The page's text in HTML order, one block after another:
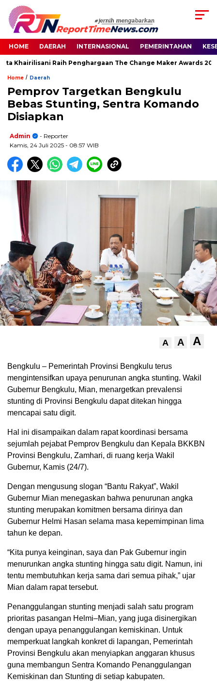
HOME DAERAH INTERNASIONAL PEMERINTAHAN
Raih Penghargaan The Change Maker Awards 2026
Home / Daerah
Pemprov Targetkan Bengkulu
Bebas Stunting, Sentra Komando
Disiapkan
Admin
- Reporter
Kamis, 24 Juli 2025 - 08:57 WIB
A A A
Bengkulu – Pemerintah Provinsi Bengkulu terus
mengintensifkan upaya penurunan angka stunting. Wakil
Gubernur Bengkulu, Mian, menargetkan prevalensi
stunting di Provinsi Bengkulu dapat ditekan hingga
mencapai satu digit.
Hal ini disampaikan dalam rapat koordinasi bersama
sejumlah pejabat Pemprov Bengkulu dan Kepala BKKBN
Provinsi Bengkulu, Zamhari, di ruang kerja Wakil
Gubernur, Kamis (24/7).
Dengan mengusung slogan “Bantu Rakyat”, Wakil
Gubernur Mian menegaskan bahwa penurunan angka
stunting merupakan komitmen bersama dirinya dan
Gubernur Helmi Hasan selama masa kepemimpinan lima
tahun ke depan.
“Kita punya keinginan, saya dan Pak Gubernur ingin
menurunkan angka stunting hingga satu digit. Namun, ini
tentu membutuhkan kerja sama dari semua pihak,” ujar
Mian dalam rapat tersebut.
Penanggulangan stunting menjadi salah satu program
prioritas pasangan Helmi–Mian, yang juga disinergikan
dengan upaya penanggulangan kemiskinan. Untuk
memperkuat langkah konkret di lapangan, Pemerintah
Provinsi Bengkulu akan menyiapkan anggaran khusus
guna membangun Sentra Komando Penanggulangan
Kemiskinan dan Stunting di setiap kabupaten.